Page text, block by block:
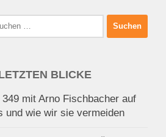
BLICKE
mit Arno Fischbacher auf
und wie wir sie vermeiden